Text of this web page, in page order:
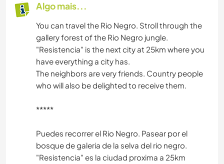
Algo mais...
You can travel the Rio Negro. Stroll through the
gallery forest of the Rio Negro jungle.
"Resistencia" is the next city at 25km where you
have everything a city has.
The neighbors are very friends. Country people
who will also be delighted to receive them.
*****
Puedes recorrer el Rio Negro. Pasear por el
bosque de galeria de la selva del rio negro.
"Resistencia" es la ciudad proxima a 25km